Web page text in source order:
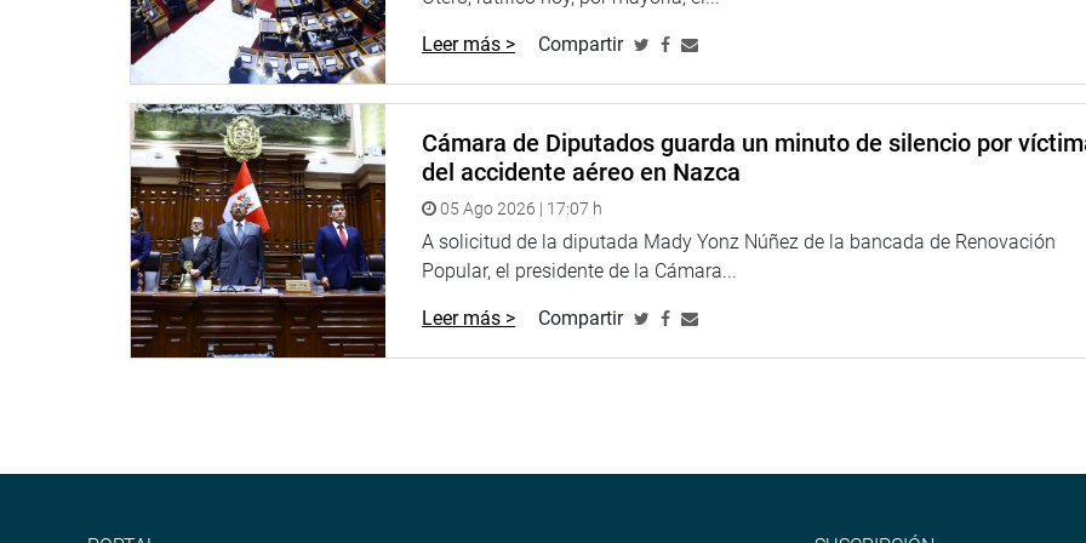
Leer más > Compartir
Cámara de Diputados guarda un minuto de silencio por
del accidente aéreo en Nazca
05 Ago 2026 | 17:07 h
A solicitud de la diputada Mady Yonz Núñez de la bancada de Renovación
Popular, el presidente de la Cámara...
Leer más > Compartir